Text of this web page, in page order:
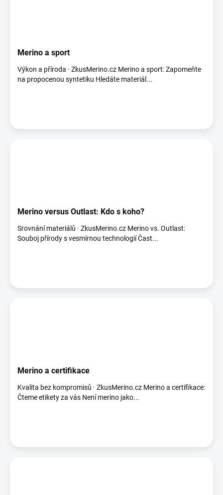
Merino a sport
Výkon a příroda · ZkusMerino.cz Merino a sport: Zapomeňte
na propocenou syntetiku Hledáte materiál...
Merino versus Outlast: Kdo s koho?
Srovnání materiálů · ZkusMerino.cz Merino vs. Outlast:
Souboj přírody s vesmírnou technologií Čast...
Merino a certifikace
Kvalita bez kompromisů · ZkusMerino.cz Merino a certifikace:
Čteme etikety za vás Není merino jako...